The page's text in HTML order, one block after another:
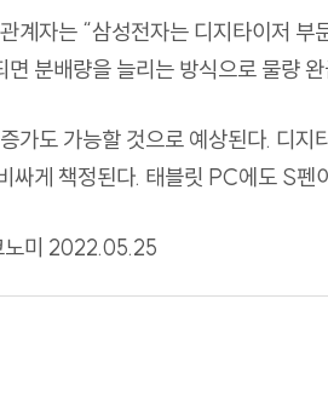
계자는 “삼성전자는 디지타이저 부
면 분배량을 늘리는 방식으로 물량
가도 가능할 것으로 예상된다. 디지
싸게 책정된다. 태블릿 PC에도 S펜
미 2022.05.25